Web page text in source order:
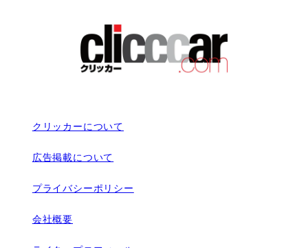
クリッカーについて
広告掲載について
プライバシーポリシー
会社概要